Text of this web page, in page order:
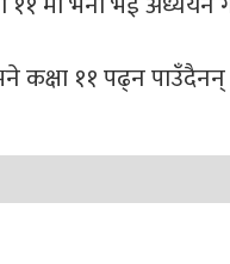
भने कक्षा ११ पढ्न पाउँदैनन्